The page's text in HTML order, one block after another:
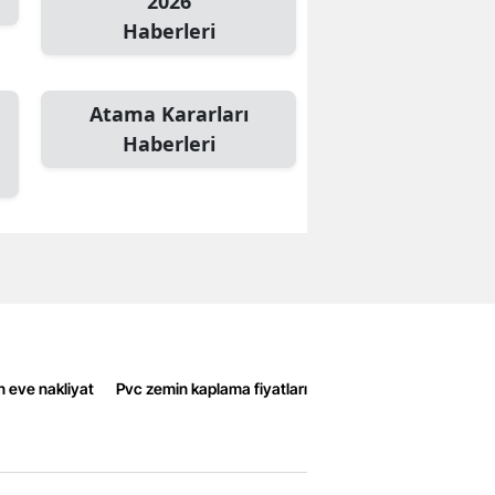
Haberleri
Atama Kararları
Haberleri
eve nakliyat Pvc zemin kaplama fiyatları